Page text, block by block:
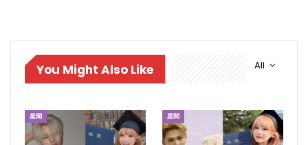
All
You Might Also Like
星聞 星聞